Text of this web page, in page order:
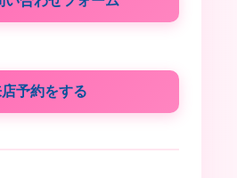
予約をする